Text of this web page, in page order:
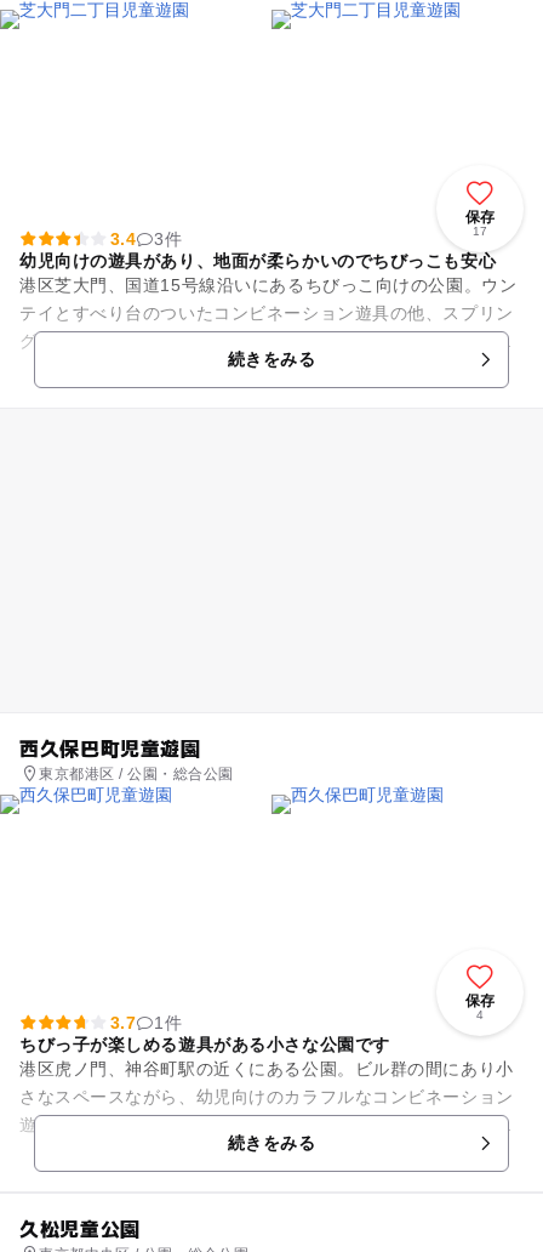
保存
17
3.4
3件
幼児向けの遊具があり、地面が柔らかいのでちびっこも安心
港区芝大門、国道15号線沿いにあるちびっこ向けの公園。ウン
テイとすべり台のついたコンビネーション遊具の他、スプリン
グ遊具、変わった形のクライミング遊具があります。地面はク
ッション素材となっており...続きをみる
西久保巴町児童遊園
東京都港区 / 公園・総合公園
保存
4
3.7
1件
ちびっ子が楽しめる遊具がある小さな公園です
港区虎ノ門、神谷町駅の近くにある公園。ビル群の間にあり小
さなスペースながら、幼児向けのカラフルなコンビネーション
遊具にすべり台、砂場がくっついており、ちびっこなら楽しめ
そう。 ベンチの設置もい...続きをみる
久松児童公園